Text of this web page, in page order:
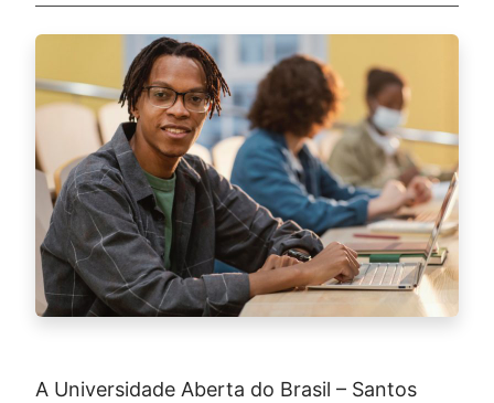
A Universidade Aberta do Brasil – Santos